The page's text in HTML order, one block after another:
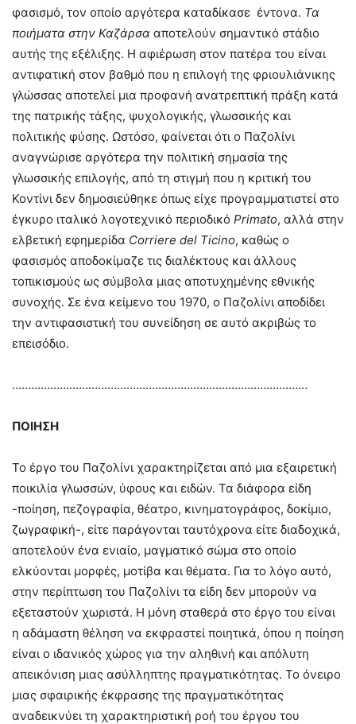
φασισμό, τον οποίο αργότερα καταδίκασε έντονα. Τα
ποιήματα στην Καζάρσα αποτελούν σημαντικό στάδιο
αυτής της εξέλιξης. Η αφιέρωση στον πατέρα του είναι
αντιφατική στον βαθμό που η επιλογή της φριουλιάνικης
γλώσσας αποτελεί μια προφανή ανατρεπτική πράξη κατά
της πατρικής τάξης, ψυχολογικής, γλωσσικής και
πολιτικής φύσης. Ωστόσο, φαίνεται ότι ο Παζολίνι
αναγνώρισε αργότερα την πολιτική σημασία της
γλωσσικής επιλογής, από τη στιγμή που η κριτική του
Κοντίνι δεν δημοσιεύθηκε όπως είχε προγραμματιστεί στο
έγκυρο ιταλικό λογοτεχνικό περιοδικό Primato, αλλά στην
ελβετική εφημερίδα Corriere del Ticino, καθώς ο
φασισμός αποδοκίμαζε τις διαλέκτους και άλλους
τοπικισμούς ως σύμβολα μιας αποτυχημένης εθνικής
συνοχής. Σε ένα κείμενο του 1970, ο Παζολίνι αποδίδει
την αντιφασιστική του συνείδηση σε αυτό ακριβώς το
επεισόδιο.
…………………………………………………………………………………
ΠΟΙΗΣΗ
Το έργο του Παζολίνι χαρακτηρίζεται από μια εξαιρετική
ποικιλία γλωσσών, ύφους και ειδών. Τα διάφορα είδη
-ποίηση, πεζογραφία, θέατρο, κινηματογράφος, δοκίμιο,
ζωγραφική-, είτε παράγονται ταυτόχρονα είτε διαδοχικά,
αποτελούν ένα ενιαίο, μαγματικό σώμα στο οποίο
ελκύονται μορφές, μοτίβα και θέματα. Για το λόγο αυτό,
στην περίπτωση του Παζολίνι τα είδη δεν μπορούν να
εξεταστούν χωριστά. Η μόνη σταθερά στο έργο του είναι
η αδάμαστη θέληση να εκφραστεί ποιητικά, όπου η ποίηση
είναι ο ιδανικός χώρος για την αληθινή και απόλυτη
απεικόνιση μιας ασύλληπτης πραγματικότητας. Το όνειρο
μιας σφαιρικής έκφρασης της πραγματικότητας
αναδεικνύει τη χαρακτηριστική ροή του έργου του